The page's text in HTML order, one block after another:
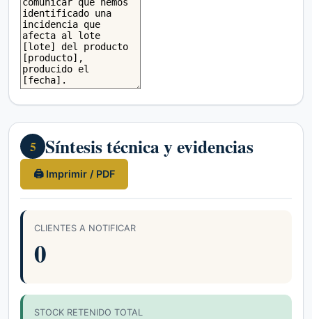
5 Síntesis técnica y evidencias
🖨 Imprimir / PDF
CLIENTES A NOTIFICAR
0
STOCK RETENIDO TOTAL